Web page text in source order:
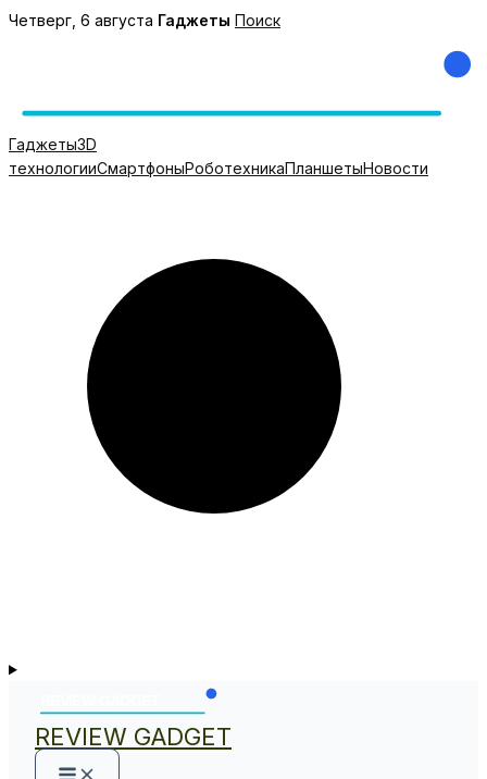
Перейти
Четверг, 6 августа Гаджеты Поиск
Гаджеты3D
технологииСмартфоныРоботехникаПланшетыНовости
REVIEW GADGET